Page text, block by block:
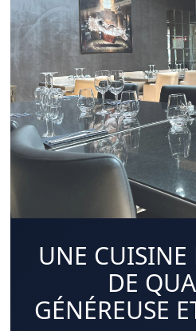
UNE CUISINE
DE
GÉNÉREUSE